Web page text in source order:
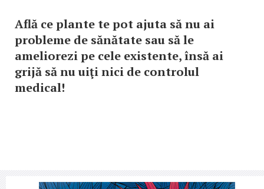
Află ce plante te pot ajuta să nu ai
probleme de sănătate sau să le
ameliorezi pe cele existente, însă ai
grijă să nu uiţi nici de controlul
medical!